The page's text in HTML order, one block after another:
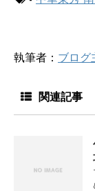
執筆者： ブログ
関連記事